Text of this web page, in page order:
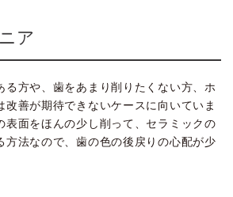
ア
る方や、歯をあまり削りたくない方、ホ
改善が期待できないケースに向いていま
表面をほんの少し削って、セラミックの
方法なので、歯の色の後戻りの心配が少